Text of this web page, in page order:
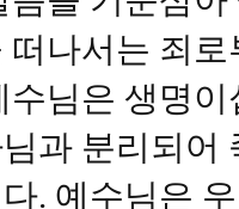
떠나서는 죄
수님은 생명
과 분리되어
. 예수님은